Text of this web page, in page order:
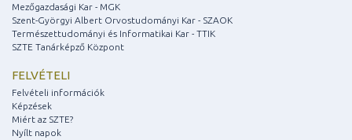
Mezőgazdasági Kar - MGK
Szent-Györgyi Albert Orvostudományi Kar - SZAOK
Természettudományi és Informatikai Kar - TTIK
SZTE Tanárképző Központ
FELVÉTELI
Felvételi információk
Képzések
Miért az SZTE?
Nyílt napok